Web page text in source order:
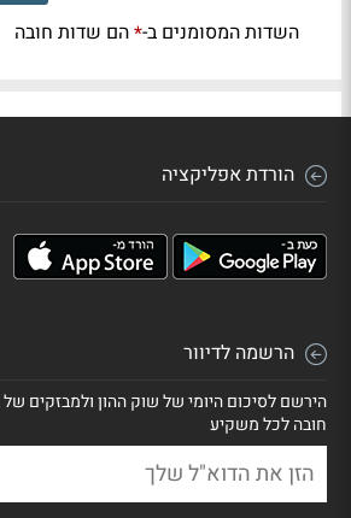
השדות המסומנים ב-*הם שדות חובה
הורדת אפליקציה
הרשמה לדיוור
הירשם לסיכום היומי של שוק ההון ולמבזקים של
חובה לכל משקיע